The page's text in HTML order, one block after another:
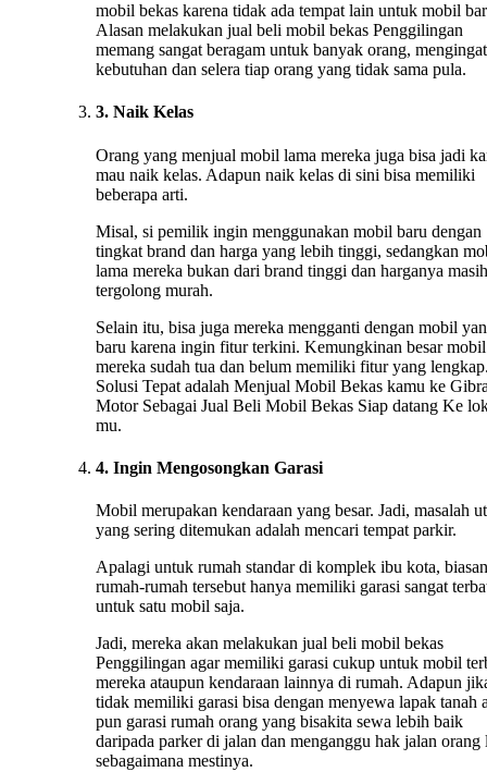
mobil bekas karena tidak ada tempat lain untuk mobil
Alasan melakukan jual beli mobil bekas Penggilingan
memang sangat beragam untuk banyak orang, mengingat
kebutuhan dan selera tiap orang yang tidak sama pula.
3. Naik Kelas
Orang yang menjual mobil lama mereka juga bisa jadi
mau naik kelas. Adapun naik kelas di sini bisa memiliki
beberapa arti.
Misal, si pemilik ingin menggunakan mobil baru dengan
tingkat brand dan harga yang lebih tinggi, sedangkan
lama mereka bukan dari brand tinggi dan harganya masih
tergolong murah.
Selain itu, bisa juga mereka mengganti dengan mobil
baru karena ingin fitur terkini. Kemungkinan besar mobil
mereka sudah tua dan belum memiliki fitur yang
Solusi Tepat adalah Menjual Mobil Bekas kamu ke
Motor Sebagai Jual Beli Mobil Bekas Siap datang Ke
mu.
4. Ingin Mengosongkan Garasi
Mobil merupakan kendaraan yang besar. Jadi, masalah
yang sering ditemukan adalah mencari tempat parkir.
Apalagi untuk rumah standar di komplek ibu kota,
rumah-rumah tersebut hanya memiliki garasi sangat
untuk satu mobil saja.
Jadi, mereka akan melakukan jual beli mobil bekas
Penggilingan agar memiliki garasi cukup untuk mobil
mereka ataupun kendaraan lainnya di rumah. Adapun
tidak memiliki garasi bisa dengan menyewa lapak tanah
pun garasi rumah orang yang bisakita sewa lebih baik
daripada parker di jalan dan menganggu hak jalan orang
sebagaimana mestinya.